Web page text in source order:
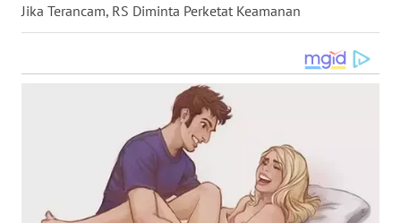
Jika Terancam, RS Diminta Perketat Keamanan
WN